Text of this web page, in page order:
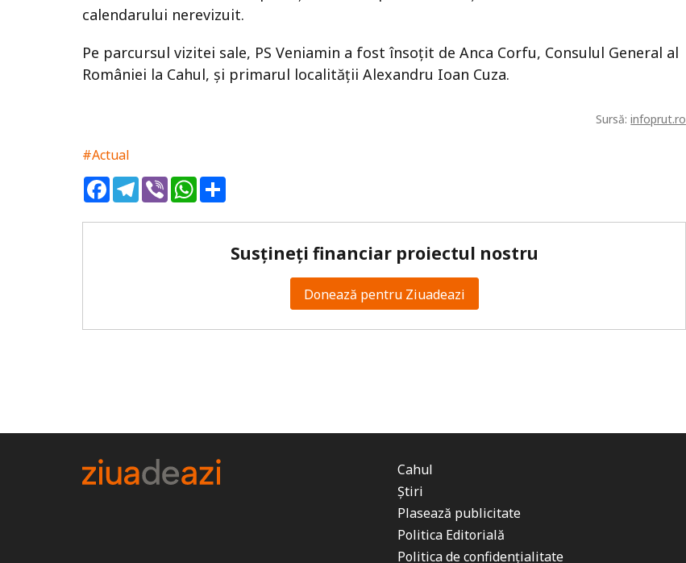
calendarului nerevizuit.
Pe parcursul vizitei sale, PS Veniamin a fost însoţit de Anca Corfu, Consulul General al
României la Cahul, și primarul localității Alexandru Ioan Cuza.
Sursă:infoprut.ro
#Actual
FacebookTelegram
ViberWhatsApp
Susțineți financiar proiectul nostru
Donează pentru Ziuadeazi
Cahul
Știri
Plasează publicitate
Politica Editorială
Politica de confidențialitate